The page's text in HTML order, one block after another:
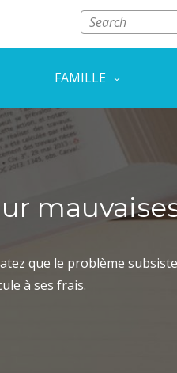
FAMILLE
que le problème
à ses frais.